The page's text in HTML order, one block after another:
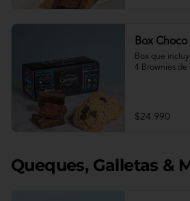
Box
Box que
4 Brownies de
$24.990
Queques, Galletas &